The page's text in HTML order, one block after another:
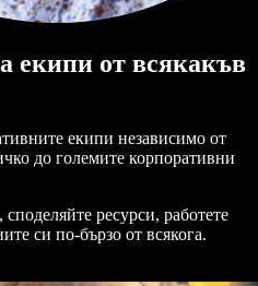
екипи от всякакъв
екипи независимо от
до големите корпоративни
ресурси, работете
си по-бързо от всякога.